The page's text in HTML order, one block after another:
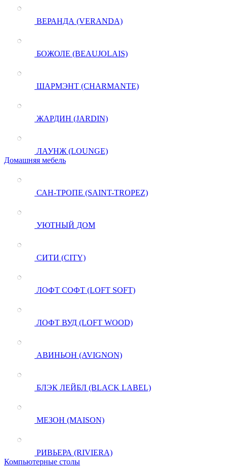
ВЕРАНДА (VERANDA)
БОЖОЛЕ (BEAUJOLAIS)
ШАРМЭНТ (CHARMANTE)
ЖАРДИН (JARDIN)
ЛАУНЖ (LOUNGE)
Домашняя мебель
САН-ТРОПЕ (SAINT-TROPEZ)
УЮТНЫЙ ДОМ
СИТИ (CITY)
ЛОФТ СОФТ (LOFT SOFT)
ЛОФТ ВУД (LOFT WOOD)
АВИНЬОН (AVIGNON)
БЛЭК ЛЕЙБЛ (BLACK LABEL)
МЕЗОН (MAISON)
РИВЬЕРА (RIVIERA)
Компьютерные столы